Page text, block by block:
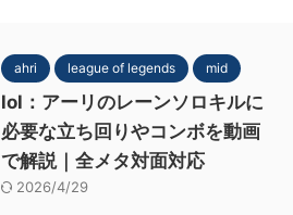
ahri league of legends mid
lol：アーリのレーンソロキルに
必要な立ち回りやコンボを動画
で解説｜全メタ対面対応
2026/4/29